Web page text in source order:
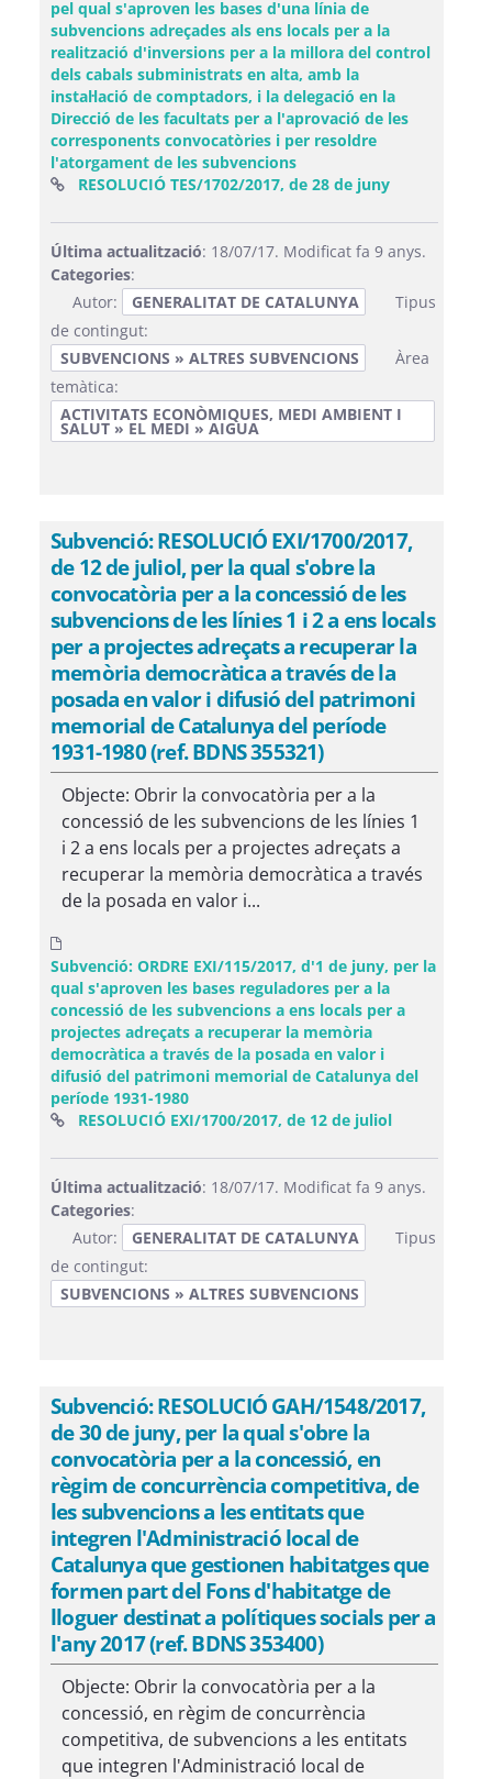
pel qual s'aproven les bases d'una línia de
subvencions adreçades als ens locals per a la
realització d'inversions per a la millora del control
dels cabals subministrats en alta, amb la
instal·lació de comptadors, i la delegació en la
Direcció de les facultats per a l'aprovació de les
corresponents convocatòries i per resoldre
l'atorgament de les subvencions
RESOLUCIÓ TES/1702/2017, de 28 de juny(Obre una
Última actualització: 18/07/17. Modificat fa 9 anys.
Categories:
Autor:
GENERALITAT DE CATALUNYA
Tipus
de contingut:
SUBVENCIONS » ALTRES SUBVENCIONS
Àrea
temàtica:
ACTIVITATS ECONÒMIQUES, MEDI AMBIENT I
SALUT » EL MEDI » AIGUA
Subvenció: RESOLUCIÓ EXI/1700/2017,
de 12 de juliol, per la qual s'obre la
convocatòria per a la concessió de les
subvencions de les línies 1 i 2 a ens locals
per a projectes adreçats a recuperar la
memòria democràtica a través de la
posada en valor i difusió del patrimoni
memorial de Catalunya del període
1931-1980 (ref. BDNS 355321)
Objecte: Obrir la convocatòria per a la
concessió de les subvencions de les línies 1
i 2 a ens locals per a projectes adreçats a
recuperar la memòria democràtica a través
de la posada en valor i...
Subvenció: ORDRE EXI/115/2017, d'1 de juny, per la
qual s'aproven les bases reguladores per a la
concessió de les subvencions a ens locals per a
projectes adreçats a recuperar la memòria
democràtica a través de la posada en valor i
difusió del patrimoni memorial de Catalunya del
període 1931-1980
RESOLUCIÓ EXI/1700/2017, de 12 de juliol(Obre una
Última actualització: 18/07/17. Modificat fa 9 anys.
Categories:
Autor:
GENERALITAT DE CATALUNYA
Tipus
de contingut:
SUBVENCIONS » ALTRES SUBVENCIONS
Subvenció: RESOLUCIÓ GAH/1548/2017,
de 30 de juny, per la qual s'obre la
convocatòria per a la concessió, en
règim de concurrència competitiva, de
les subvencions a les entitats que
integren l'Administració local de
Catalunya que gestionen habitatges que
formen part del Fons d'habitatge de
lloguer destinat a polítiques socials per a
l'any 2017 (ref. BDNS 353400)
Objecte: Obrir la convocatòria per a la
concessió, en règim de concurrència
competitiva, de subvencions a les entitats
que integren l'Administració local de